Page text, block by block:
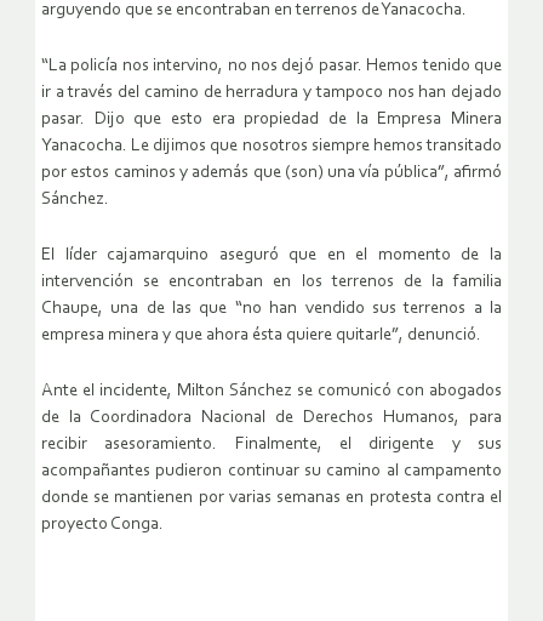
arguyendo que se encontraban en terrenos de Yanacocha.
“La policía nos intervino, no nos dejó pasar. Hemos tenido que
ir a través del camino de herradura y tampoco nos han dejado
pasar. Dijo que esto era propiedad de la Empresa Minera
Yanacocha. Le dijimos que nosotros siempre hemos transitado
por estos caminos y además que (son) una vía pública”, afirmó
Sánchez.
El líder cajamarquino aseguró que en el momento de la
intervención se encontraban en los terrenos de la familia
Chaupe, una de las que “no han vendido sus terrenos a la
empresa minera y que ahora ésta quiere quitarle”, denunció.
Ante el incidente, Milton Sánchez se comunicó con abogados
de la Coordinadora Nacional de Derechos Humanos, para
recibir asesoramiento. Finalmente, el dirigente y sus
acompañantes pudieron continuar su camino al campamento
donde se mantienen por varias semanas en protesta contra el
proyecto Conga.